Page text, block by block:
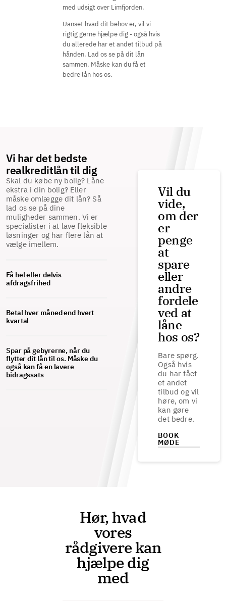
med udsigt over Limfjorden.
Uanset hvad dit behov er, vil vi
rigtig gerne hjælpe dig - også hvis
du allerede har et andet tilbud på
hånden. Lad os se på dit lån
sammen. Måske kan du få et
bedre lån hos os.
Vi har det bedste
realkreditlån til dig
Skal du købe ny bolig? Låne
ekstra i din bolig? Eller
måske omlægge dit lån? Så
lad os se på dine
muligheder sammen. Vi er
specialister i at lave fleksible
løsninger og har flere lån at
vælge imellem.
Få hel eller delvis
afdragsfrihed
Betal hver måned end hvert
kvartal
Spar på gebyrerne, når du
flytter dit lån til os. Måske du
også kan få en lavere
bidragssats
Vil du
vide,
om der
er
penge
at
spare
eller
andre
fordele
ved at
låne
hos os?
Bare spørg.
Også hvis
du har fået
et andet
tilbud og vil
høre, om vi
kan gøre
det bedre.
BOOK
MØDE
Hør, hvad
vores
rådgivere kan
hjælpe dig
med